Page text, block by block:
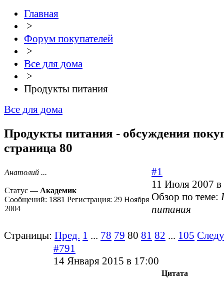
Главная
>
Форум покупателей
>
Все для дома
>
Продукты питания
Все для дома
Продукты питания - обсуждения
страница 80
Анатолий ...
Статус — Академик
Сообщений: 1881 Регистрация: 29 Ноября
2004
#1
11 Июля 2007
Обзор по теме:
питания
Страницы: Пред. 1 ... 78 79 80 81 82 ... 105
#791
14 Января 2015 в 17:00
Цитата